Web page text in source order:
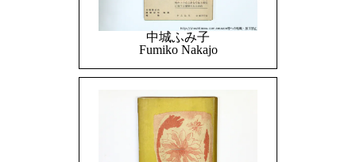
中城ふみ子
Fumiko Nakajo